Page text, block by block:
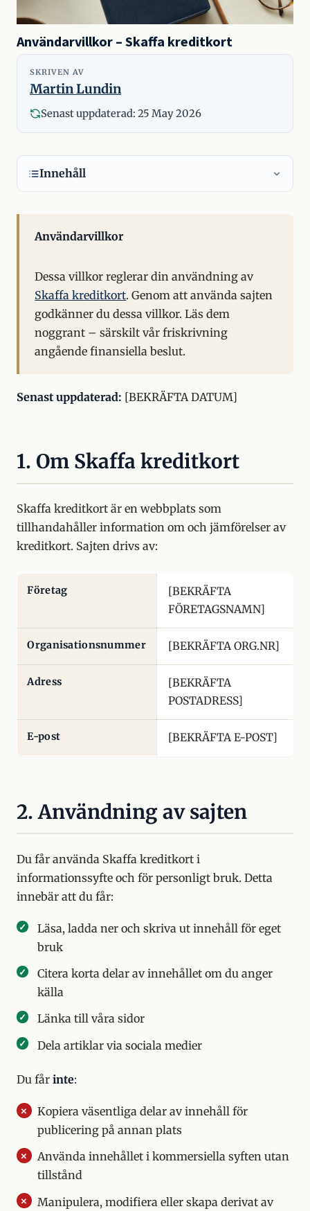
Användarvillkor – Skaffa kreditkort
SKRIVEN AV
Martin Lundin
Senast uppdaterad: 25 May 2026
Innehåll
Användarvillkor
Dessa villkor reglerar din användning av
Skaffa kreditkort. Genom att använda sajten
godkänner du dessa villkor. Läs dem
noggrant – särskilt vår friskrivning
angående finansiella beslut.
Senast uppdaterad: [BEKRÄFTA DATUM]
1. Om Skaffa kreditkort
Skaffa kreditkort är en webbplats som
tillhandahåller information om och jämförelser av
kreditkort. Sajten drivs av:
Företag
[BEKRÄFTA
FÖRETAGSNAMN]
Organisationsnummer [BEKRÄFTA ORG.NR]
Adress
[BEKRÄFTA
POSTADRESS]
E-post [BEKRÄFTA E-POST]
2. Användning av sajten
Du får använda Skaffa kreditkort i
informationssyfte och för personligt bruk. Detta
innebär att du får:
Läsa, ladda ner och skriva ut innehåll för eget
bruk
Citera korta delar av innehållet om du anger
källa
Länka till våra sidor
Dela artiklar via sociala medier
Du får inte:
Kopiera väsentliga delar av innehåll för
publicering på annan plats
Använda innehållet i kommersiella syften utan
tillstånd
Manipulera, modifiera eller skapa derivat av